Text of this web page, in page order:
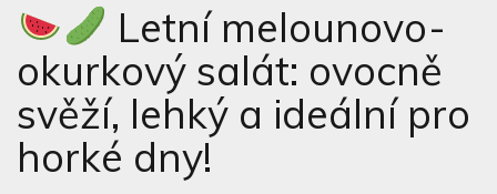
Letní melounovo-
okurkový salát: ovocně
svěží, lehký a ideální pro
horké dny!